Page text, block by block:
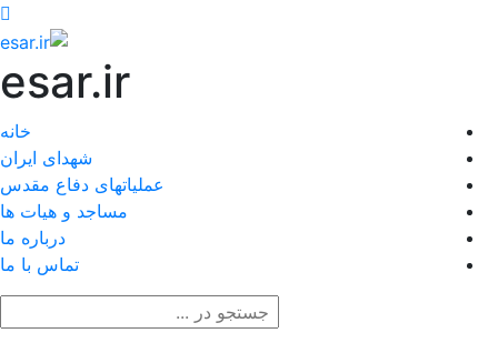
esar.ir
خانه
شهدای ایران
عملیاتهای دفاع مقدس
مساجد و هیات ها
درباره ما
تماس با ما